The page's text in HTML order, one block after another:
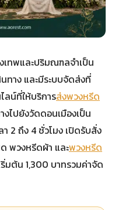
ทพและปริมณฑลจำเป็น
ทาง และมีระบบจัดส่งที่
ลน์ที่ให้บริการส่งพวงหรีด
ไปยังวัดดอนเมืองเป็น
2 ถึง 4 ชั่วโมง เปิดรับสั่ง
พวงหรีดผ้า และพวงหรีด
มต้น 1,300 บาทรวมค่าจัด